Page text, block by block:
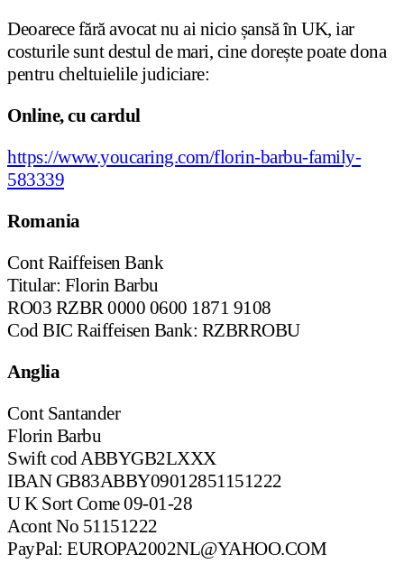
Deoarece fără avocat nu ai nicio șansă în UK, iar
costurile sunt destul de mari, cine dorește poate dona
pentru cheltuielile judiciare:
Online, cu cardul
https://www.youcaring.com/florin-barbu-family-
583339
Romania
Cont Raiffeisen Bank
Titular: Florin Barbu
RO03 RZBR 0000 0600 1871 9108
Cod BIC Raiffeisen Bank: RZBRROBU
Anglia
Cont Santander
Florin Barbu
Swift cod ABBYGB2LXXX
IBAN GB83ABBY09012851151222
U K Sort Come 09-01-28
Acont No 51151222
PayPal: EUROPA2002NL@YAHOO.COM